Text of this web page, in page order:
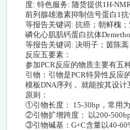
度: 特色服务: 随货提供1H-
前列腺雄激素抑制信号蛋白1
等报告关键词: 抗癌；朝鲜槐
磷化心肌肌钙蛋白抗体
等报告关键词: 决明子；茵陈
反应五要素：
参加PCR反应的物质主要有五
引物：引物是PCR特异性反应
模板DNA序列， 就能按其设
原则：
①引物长度： 15-30bp，常用
②引物扩增跨度： 以200-
③引物碱基：G+C含量以40-